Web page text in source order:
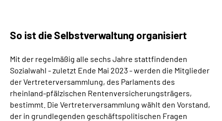
So ist die Selbstverwaltung organisiert
Mit der regelmäßig alle sechs Jahre stattfindenden
Sozialwahl - zuletzt Ende Mai 2023 - werden die Mitglieder
der Vertreterversammlung, des Parlaments des
rheinland-pfälzischen Rentenversicherungsträgers,
bestimmt. Die Vertreterversammlung wählt den Vorstand,
der in grundlegenden geschäftspolitischen Fragen